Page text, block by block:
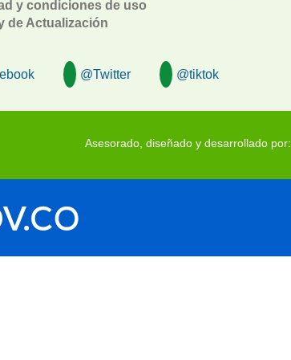
y condiciones de uso
de Actualización
@Twitter @tiktok
Asesorado, diseñado y desarrollado por: